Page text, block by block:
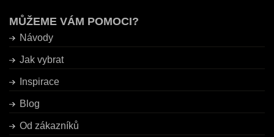
MŮŽEME VÁM POMOCI?
Návody
Jak vybrat
Inspirace
Blog
Od zákazníků